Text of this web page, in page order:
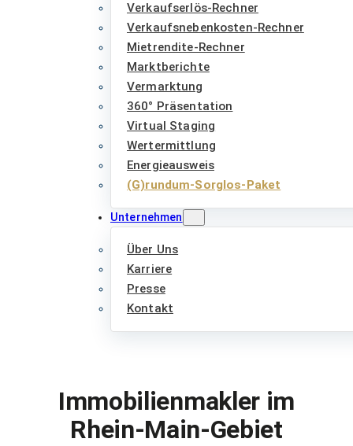
Verkaufserlös-Rechner
Verkaufsnebenkosten-Rechner
Mietrendite-Rechner
Marktberichte
Vermarktung
360° Präsentation
Virtual Staging
Wertermittlung
Energieausweis
(G)rundum-Sorglos-Paket
Unternehmen
Über Uns
Karriere
Presse
Kontakt
Immobilienmakler im
Rhein-Main-Gebiet